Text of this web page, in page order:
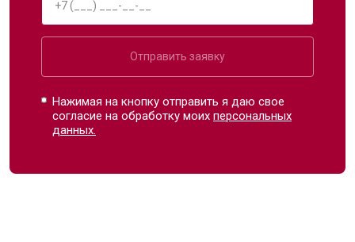
Отправить заявку
Нажимая на кнопку отправить я даю свое
согласие на обработку моихперсональных
данных.